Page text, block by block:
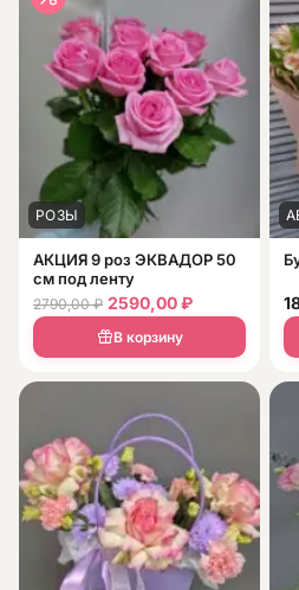
РОЗЫ
АКЦИЯ 9 роз ЭКВАДОР 50
см под ленту
2790,00₽ 2590,00₽
В корзину